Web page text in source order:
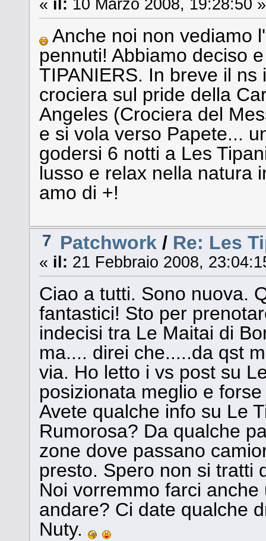
« il: 10 Marzo 2008, 19:28:50 »
Anche noi non vediamo
pennuti! Abbiamo deciso
TIPANIERS. In breve il
crociera sul pride della
Angeles (Crociera del
e si vola verso Papete...
godersi 6 notti a Les
lusso e relax nella natura
amo di +!
7 Patchwork / Re: Les
« il: 21 Febbraio 2008,
Ciao a tutti. Sono nuova.
fantastici! Sto per
indecisi tra Le Maitai di
ma.... direi che.....da qst
via. Ho letto i vs post su
posizionata meglio e
Avete qualche info su Le
Rumorosa? Da qualche
zone dove passano
presto. Spero non si tratti
Noi vorremmo farci
andare? Ci date qualche
Nuty.